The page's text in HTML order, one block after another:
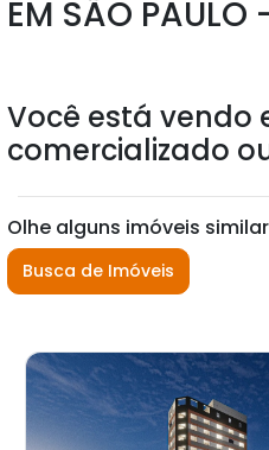
EM SÃO PAULO
Você está vendo
comercializado
Olhe alguns imóveis
Busca de Imóveis